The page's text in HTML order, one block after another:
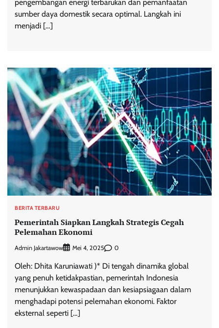
pengembangan energi terbarukan dan pemanfaatan
sumber daya domestik secara optimal. Langkah ini
menjadi […]
BERITA TERBARU
Pemerintah Siapkan Langkah Strategis Cegah
Pelemahan Ekonomi
Admin Jakartawow Mei 4, 2025 0
Oleh: Dhita Karuniawati )* Di tengah dinamika global
yang penuh ketidakpastian, pemerintah Indonesia
menunjukkan kewaspadaan dan kesiapsiagaan dalam
menghadapi potensi pelemahan ekonomi. Faktor
eksternal seperti […]